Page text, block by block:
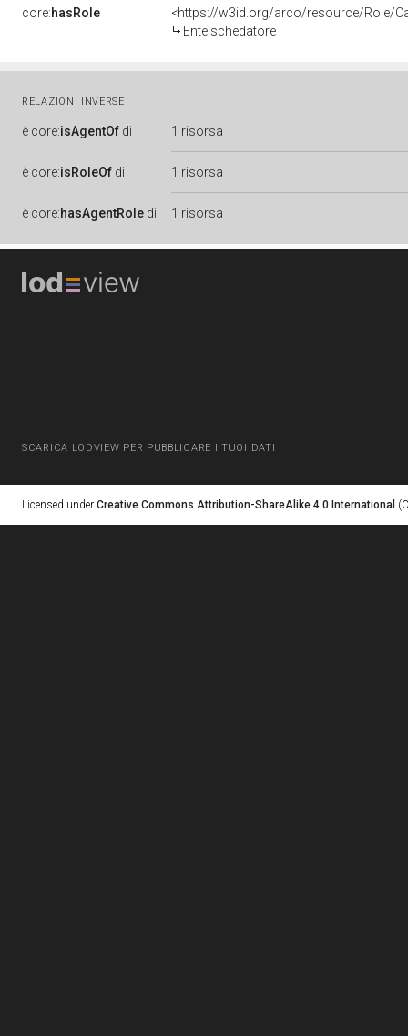
core:hasRole
<https://w3id.org/arco/resource/Role/
Ente schedatore
RELAZIONI INVERSE
è core:isAgentOf di 1 risorsa
è core:isRoleOf di 1 risorsa
è core:hasAgentRole di 1 risorsa
SCARICA LODVIEW PER PUBBLICARE I TUOI DATI
Licensed under Creative Commons Attribution-ShareAlike 4.0 International